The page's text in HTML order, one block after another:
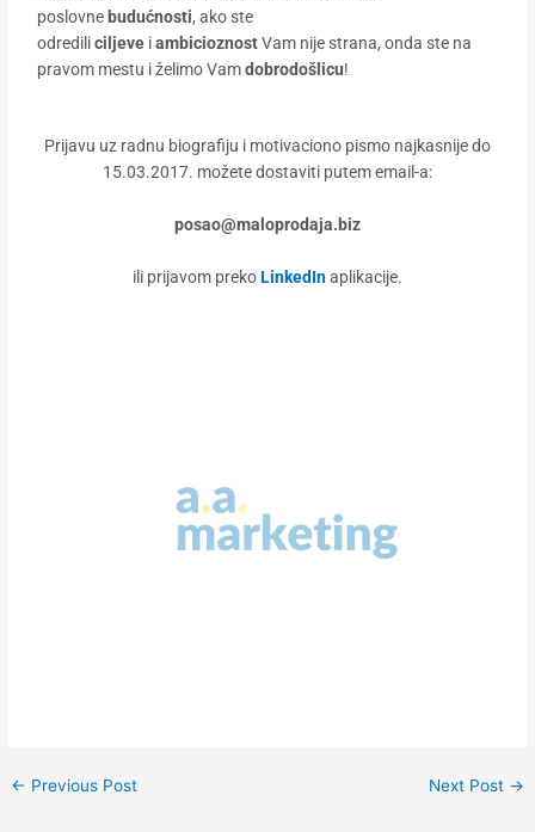
poslovne budućnosti, ako ste
odrediliciljeve iambicioznostVam nije strana, onda ste na
pravom mestu i želimo Vamdobrodošlicu!
Prijavu uz radnu biografiju i motivaciono pismo najkasnije do
15.03.2017. možete dostaviti putem email-a:
posao@maloprodaja.biz
ili prijavom prekoLinkedInaplikacije.
← Previous Post Next Post →